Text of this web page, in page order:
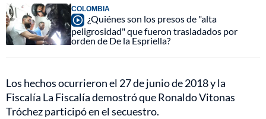
COLOMBIA
¿Quiénes son los presos de "alta
peligrosidad" que fueron trasladados por
orden de De la Espriella?
Los hechos ocurrieron el 27 de junio de 2018 y la
Fiscalía La Fiscalía demostró que Ronaldo Vitonas
Tróchez participó en el secuestro.